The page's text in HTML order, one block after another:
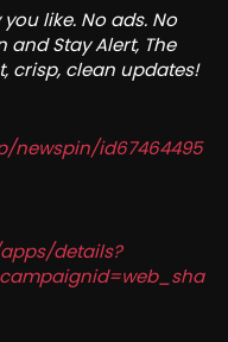
like. No ads. No
Stay Alert, The
crisp, clean updates!
newspin/id67464495
details?